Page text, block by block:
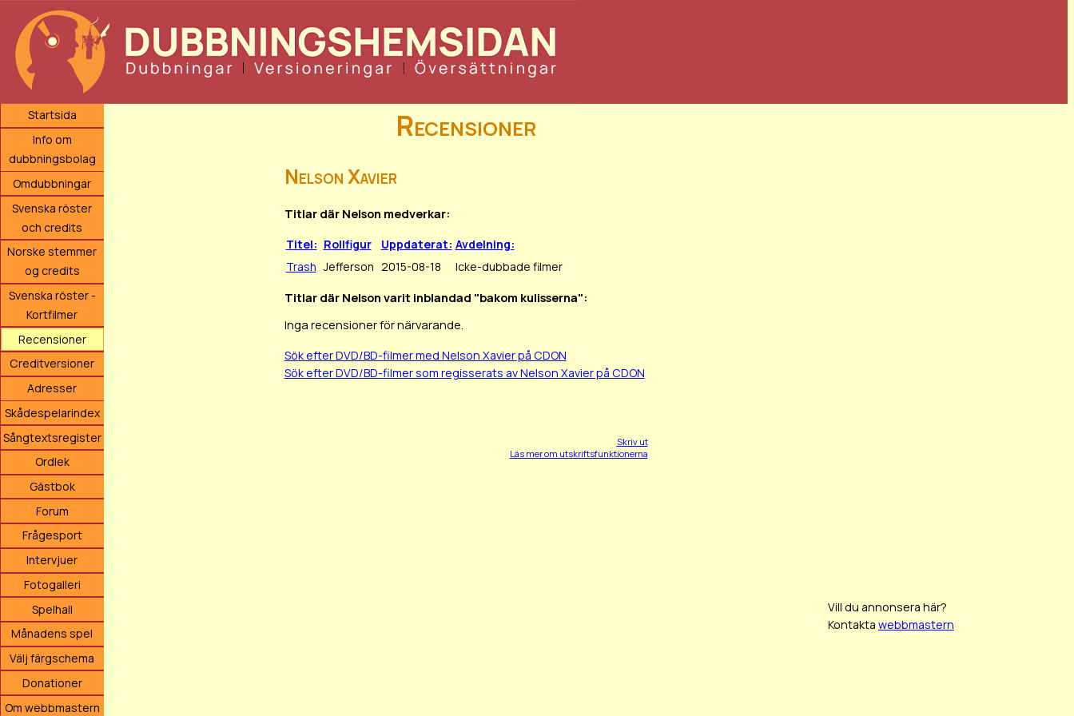
Startsida
Info om
dubbningsbolag
Omdubbningar
Svenska röster
och credits
Norske stemmer
og credits
Svenska röster -
Kortfilmer
Recensioner
Creditversioner
Adresser
Skådespelarindex
Sångtextsregister
Ordlek
Gästbok
Forum
Frågesport
Intervjuer
Fotogalleri
Spelhall
Månadens spel
Välj färgschema
Donationer
Om webbmastern
Recensioner
Nelson Xavier
Titlar där Nelson medverkar:
Titel: Rollfigur Uppdaterat: Avdelning:
Trash Jefferson 2015-08-18 Icke-dubbade filmer
Titlar där Nelson varit inblandad "bakom kulisserna":
Inga recensioner för närvarande.
Sök efter DVD/BD-filmer med Nelson Xavier på CDON
Sök efter DVD/BD-filmer som regisserats av Nelson Xavier på CDON
Skriv ut
Läs mer om utskriftsfunktionerna
Vill du annonsera här?
Kontakta webbmastern